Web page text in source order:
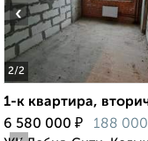
2/2
‹
1-к квартира,
6 580 000 ₽ 188 000